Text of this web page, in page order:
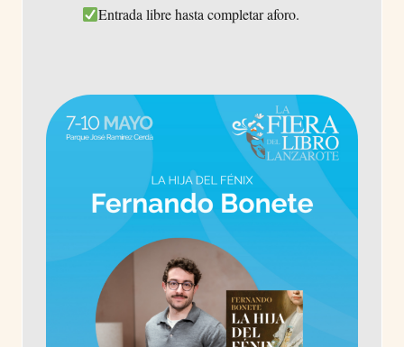
Entrada libre hasta completar aforo.